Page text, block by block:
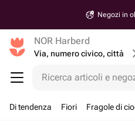
Negozi in
NOR Harberd
Via, numero civico, città
Ricerca articoli e
Di tendenza Fiori Fragole di